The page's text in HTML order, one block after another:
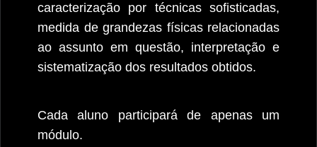
caracterização por técnicas sofisticadas,
medida de grandezas físicas relacionadas
ao assunto em questão, interpretação e
sistematização dos resultados obtidos.
Cada aluno participará de apenas um
módulo.